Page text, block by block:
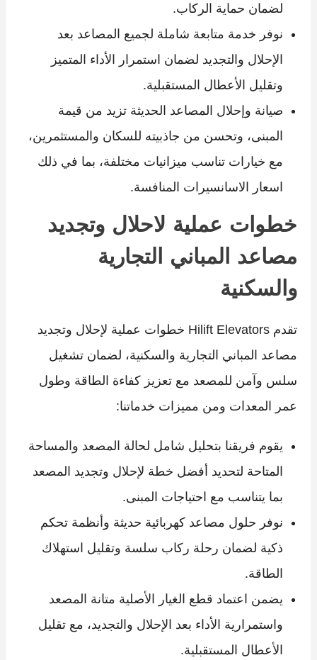
لضمان حماية الركاب.
نوفر خدمة متابعة شاملة لجميع المصاعد بعد
الإحلال والتجديد لضمان استمرار الأداء المتميز
وتقليل الأعطال المستقبلية.
صيانة وإحلال المصاعد الحديثة تزيد من قيمة
المبنى، وتحسن من جاذبيته للسكان والمستثمرين،
مع خيارات تناسب ميزانيات مختلفة، بما في ذلك
اسعار الاسانسيرات المنافسة.
خطوات عملية لاحلال وتجديد
مصاعد المباني التجارية
والسكنية
تقدم Hilift Elevators خطوات عملية لإحلال وتجديد
مصاعد المباني التجارية والسكنية، لضمان تشغيل
سلس وآمن للمصعد مع تعزيز كفاءة الطاقة وطول
عمر المعدات ومن مميزات خدماتنا:
يقوم فريقنا بتحليل شامل لحالة المصعد والمساحة
المتاحة لتحديد أفضل خطة لإحلال وتجديد المصعد
بما يتناسب مع احتياجات المبنى.
نوفر حلول مصاعد كهربائية حديثة وأنظمة تحكم
ذكية لضمان رحلة ركاب سلسة وتقليل استهلاك
الطاقة.
يضمن اعتماد قطع الغيار الأصلية متانة المصعد
واستمرارية الأداء بعد الإحلال والتجديد، مع تقليل
الأعطال المستقبلية.